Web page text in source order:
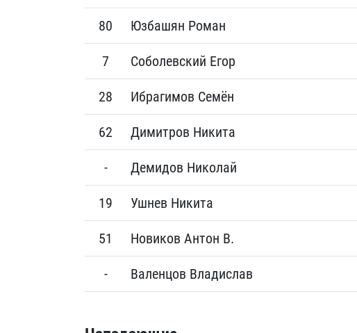
80 Юзбашян Роман
7 Соболевский Егор
28 Ибрагимов Семён
62 Димитров Никита
- Демидов Николай
19 Ушнев Никита
51 Новиков Антон В.
- Валенцов Владислав